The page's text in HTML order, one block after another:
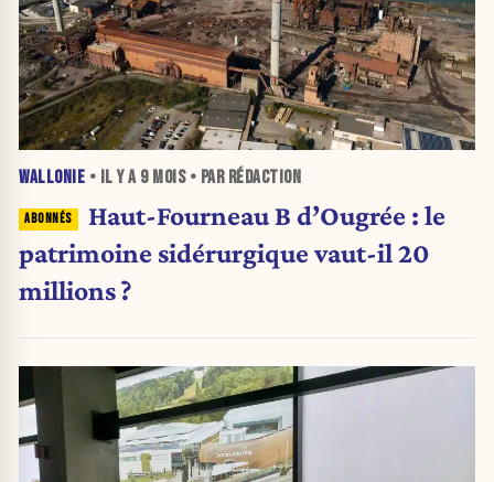
WALLONIE • IL Y A 9 MOIS• PAR RÉDACTION
Haut-Fourneau B d’Ougrée : le
patrimoine sidérurgique vaut-il 20
millions ?